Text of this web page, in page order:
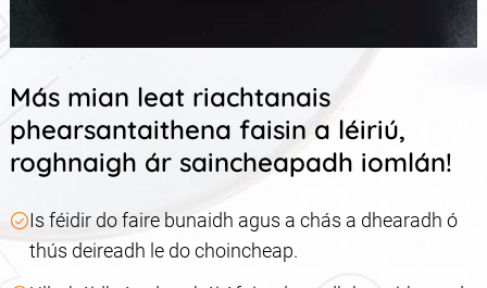
Más mian leat riachtanais
phearsantaithena faisin a léiriú,
roghnaigh ár saincheapadh iomlán!
Is féidir do faire bunaidh agus a chás a dhearadh ó
thús deireadh le do choincheap.